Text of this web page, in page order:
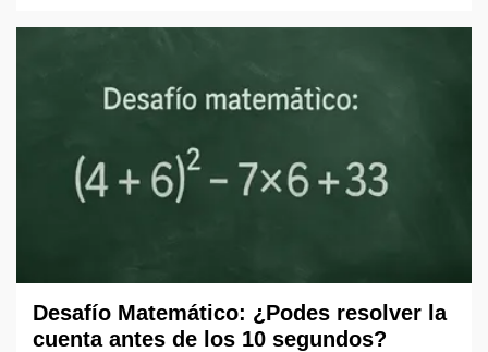
Desafío Matemático: ¿Podes resolver la
cuenta antes de los 10 segundos?